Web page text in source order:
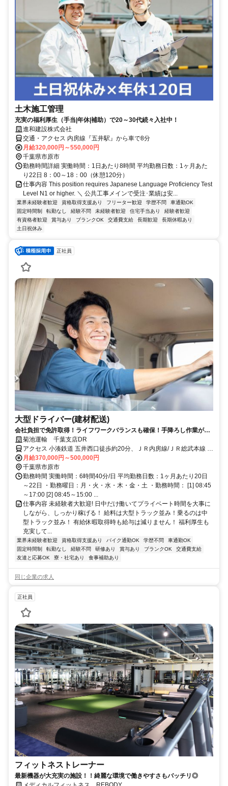
土木施工管理
充実の福利厚生（手当|年休|補助）で20～30代続々入社中！
進和建設株式会社
交通・アクセス 内房線『五井駅』から車で8分
月給320,000円～550,000円
千葉県市原市
勤務時間詳細 実働時間：1日あたり8時間 平均勤務日数：1ヶ月あた
り22日 8：00～18：00（休憩120分）
仕事内容 This position requires Japanese Language Proficiency Test
Level N1 or higher. ＼ 公共工事メインで受注･業績は安...
業界未経験者歓迎 資格取得支援あり フリーター歓迎 学歴不問
車通勤OK
固定時間制
転勤なし 経験不問 未経験者歓迎 住宅手当あり
経験者歓迎
有資格者歓迎
賞与あり ブランクOK 交通費支給 長期歓迎
長期休暇あり
土日祝休み
正社員
大型ドライバー(建材配送)
会社負担で免許取得！ライフワークバランスも確保！手降ろし作業がな
いのでシニアも活躍中です！
菊池運輸 千葉支店DR
アクセス 小湊鉄道 五井西口徒歩約20分、ＪＲ内房線/ＪＲ総武本線 五
井西口徒歩約20分、連絡バス 五井西口徒歩約20分 五井駅より車で10
分
月給370,000円～500,000円
千葉県市原市
勤務時間 実働時間：6時間40分/日 平均勤務日数：1ヶ月あたり20日
～22日 ・勤務曜日：月・火・水・木・金・土 ・勤務時間： [1] 08:45
～17:00 [2] 08:45～15:00 ...
仕事内容 未経験者大歓迎! 日中だけ働いてプライベート時間を大事に
しながら、しっかり稼げる！ 給料は大型トラック並み！乗るのは中
型トラック並み！ 有給休暇取得時も給与は減りません！ 福利厚生も
充実して...
業界未経験者歓迎 資格取得支援あり バイク通勤OK 学歴不問
車通勤OK
固定時間制
転勤なし 経験不問 研修あり 賞与あり ブランクOK
交通費支給
友達と応募OK
寮・社宅あり 食事補助あり
同じ企業の求人
正社員
フィットネストレーナー
最新機器が大充実の施設！！綺麗な環境で働きやすさもバッチリ◎